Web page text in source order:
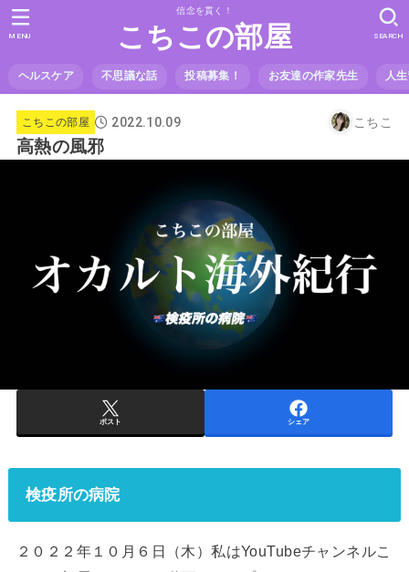
信念を貫く！
こちこの部屋
ヘルスケア 不思議な話 投稿募集！ お友達の作家先生 人
SEARCH
MENU
こちこの部屋 2022.10.09 こちこ
高熱の風邪
ポスト シェア
検疫所の病院
２０２２年１０月６日（木）私はYouTubeチャンネルこ